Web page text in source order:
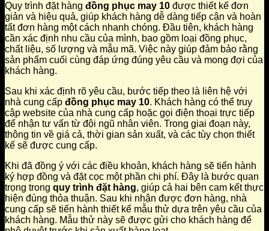
Quy trình đặt hàng đồng phục may 10 được thiết kế đơn
giản và hiệu quả, giúp khách hàng dễ dàng tiếp cận và hoàn
tất đơn hàng một cách nhanh chóng. Đầu tiên, khách hàng
cần xác định nhu cầu của mình, bao gồm loại đồng phục,
chất liệu, số lượng và mẫu mã. Việc này giúp đảm bảo rằng
sản phẩm cuối cùng đáp ứng đúng yêu cầu và mong đợi của
khách hàng.
Sau khi xác định rõ yêu cầu, bước tiếp theo là liên hệ với
nhà cung cấp đồng phục may 10. Khách hàng có thể truy
cập website của nhà cung cấp hoặc gọi điện thoại trực tiếp
để nhận tư vấn từ đội ngũ nhân viên. Trong giai đoạn này,
thông tin về giá cả, thời gian sản xuất, và các tùy chọn thiết
kế sẽ được cung cấp.
Khi đã đồng ý với các điều khoản, khách hàng sẽ tiến hành
ký hợp đồng và đặt cọc một phần chi phí. Đây là bước quan
trọng trong quy trình đặt hàng, giúp cả hai bên cam kết thực
hiện đúng thỏa thuận. Sau khi nhận được đơn hàng, nhà
cung cấp sẽ tiến hành thiết kế mẫu thử dựa trên yêu cầu của
khách hàng. Mẫu thử này sẽ được gửi cho khách hàng để